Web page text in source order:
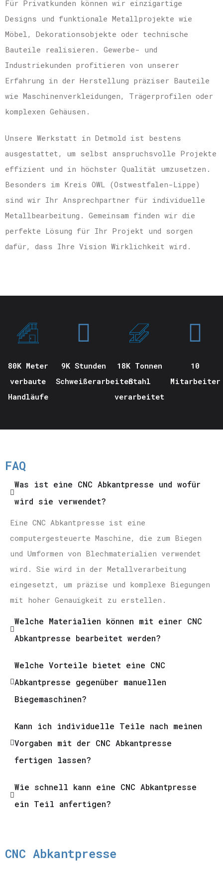
Für Privatkunden können wir einzigartige
Designs und funktionale Metallprojekte wie
Möbel, Dekorationsobjekte oder technische
Bauteile realisieren. Gewerbe- und
Industriekunden profitieren von unserer
Erfahrung in der Herstellung präziser Bauteile
wie Maschinenverkleidungen, Trägerprofilen oder
komplexen Gehäusen.
Unsere Werkstatt in Detmold ist bestens
ausgestattet, um selbst anspruchsvolle Projekte
effizient und in höchster Qualität umzusetzen.
Besonders im Kreis OWL (Ostwestfalen-Lippe)
sind wir Ihr Ansprechpartner für individuelle
Metallbearbeitung. Gemeinsam finden wir die
perfekte Lösung für Ihr Projekt und sorgen
dafür, dass Ihre Vision Wirklichkeit wird.
80K Meter
verbaute
Handläufe
9K Stunden
Schweißerarbeiten
18K Tonnen
Stahl
verarbeitet
10
Mitarbeiter
FAQ
Was ist eine CNC Abkantpresse und wofür
wird sie verwendet?
Eine CNC Abkantpresse ist eine
computergesteuerte Maschine, die zum Biegen
und Umformen von Blechmaterialien verwendet
wird. Sie wird in der Metallverarbeitung
eingesetzt, um präzise und komplexe Biegungen
mit hoher Genauigkeit zu erstellen.
Welche Materialien können mit einer CNC
Abkantpresse bearbeitet werden?
Welche Vorteile bietet eine CNC
Abkantpresse gegenüber manuellen
Biegemaschinen?
Kann ich individuelle Teile nach meinen
Vorgaben mit der CNC Abkantpresse
fertigen lassen?
Wie schnell kann eine CNC Abkantpresse
ein Teil anfertigen?
CNC Abkantpresse